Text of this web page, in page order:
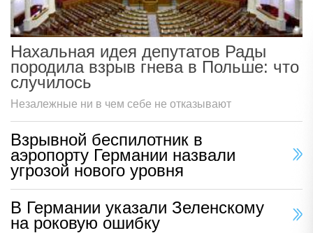
Нахальная идея депутатов Рады
породила взрыв гнева в Польше: что
случилось
Незалежные ни в чем себе не отказывают
Взрывной беспилотник в
аэропорту Германии назвали
угрозой нового уровня
В Германии указали Зеленскому
на роковую ошибку